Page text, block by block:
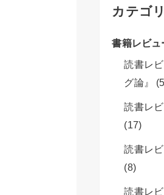
カテゴ
書籍レビュ
読書レ
グ論』
読書レ
(17)
読書レ
(8)
読書レ